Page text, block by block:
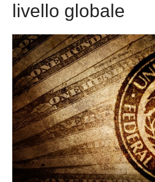
livello globale